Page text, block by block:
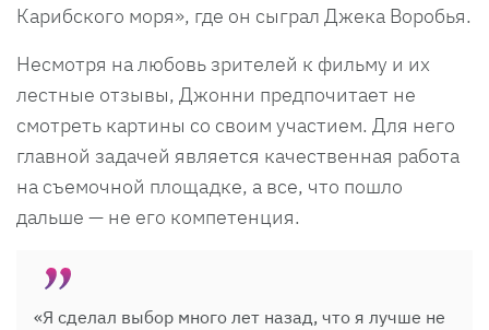
Карибского моря», где он сыграл Джека Воробья.
Несмотря на любовь зрителей к фильму и их
лестные отзывы, Джонни предпочитает не
смотреть картины со своим участием. Для него
главной задачей является качественная работа
на съемочной площадке, а все, что пошло
дальше — не его компетенция.
«Я сделал выбор много лет назад, что я лучше не